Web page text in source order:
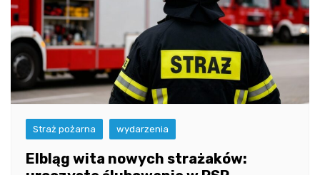
Straż pożarna wydarzenia
Elbląg wita nowych strażaków: